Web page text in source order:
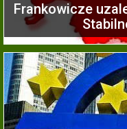
Frankowicze